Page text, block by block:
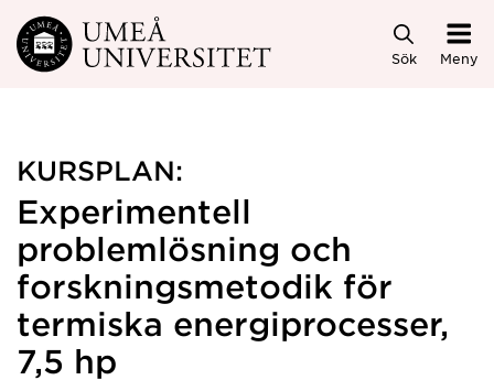
Hoppa direkt till innehållet
Sök Meny
KURSPLAN:
Experimentell
problemlösning och
forskningsmetodik för
termiska energiprocesser,
7,5 hp